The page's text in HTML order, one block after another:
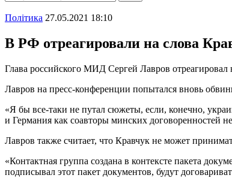
Полiтика 27.05.2021 18:10
В РФ отреагировали на слова
Глава российского МИД Сергей Лавров
Лавров на пресс-конференции попытался вновь
«Я бы все-таки не путал сюжеты, если, конечно,
и Германия как соавторы минских договоренностей
Лавров также считает, что Кравчук не может
«Контактная группа создана в контексте пакета
подписывал этот пакет документов, будут